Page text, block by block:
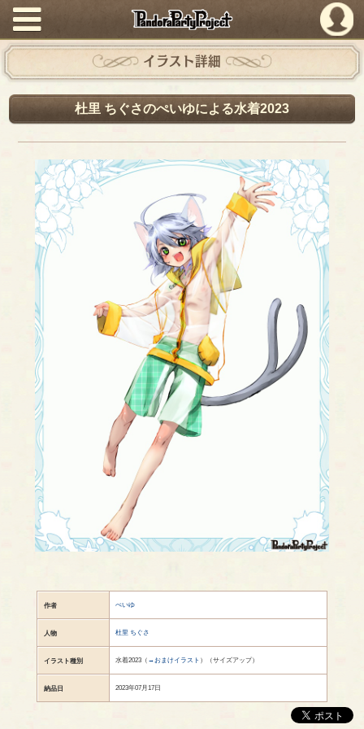
PandoraPartyProject
イラスト詳細
杜里 ちぐさのぺいゆによる水着2023
作者 ぺいゆ
人物 杜里 ちぐさ
イラスト種別 水着2023（ →おまけイラスト ）（サイズアップ）
納品日 2023年07月17日